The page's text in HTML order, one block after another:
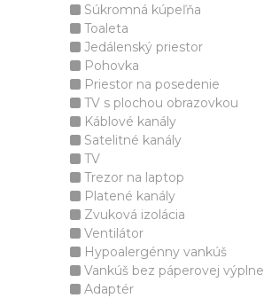
Súkromná kúpeľňa
Toaleta
Jedálenský priestor
Pohovka
Priestor na posedenie
TV s plochou obrazovkou
Káblové kanály
Satelitné kanály
TV
Trezor na laptop
Platené kanály
Zvuková izolácia
Ventilátor
Hypoalergénny vankúš
Vankúš bez páperovej výplne
Adaptér